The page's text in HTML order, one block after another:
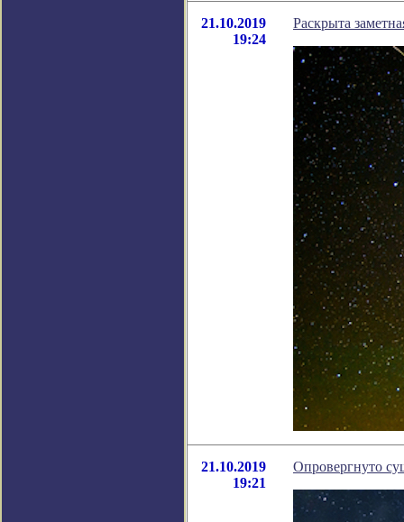
21.10.2019
19:24
Раскрыта
21.10.2019
19:21
Опровергнуто